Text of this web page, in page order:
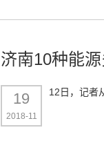
济南10种能
19
2018-11
12日，记者